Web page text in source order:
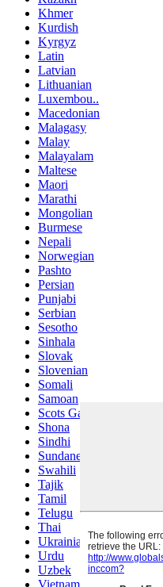
Khmer
Kurdish
Kyrgyz
Latin
Latvian
Lithuanian
Luxembou..
Macedonian
Malagasy
Malay
Malayalam
Maltese
Maori
Marathi
Mongolian
Burmese
Nepali
Norwegian
Pashto
Persian
Punjabi
Serbian
Sesotho
Sinhala
Slovak
Slovenian
Somali
Samoan
Scots Gaelic
Shona
Sindhi
Sundanese
Swahili
Tajik
Tamil
Telugu
Thai
Ukrainian
Urdu
Uzbek